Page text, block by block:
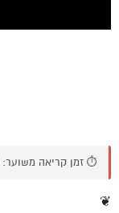
⏱️ זמן קריאה משוער:
❦